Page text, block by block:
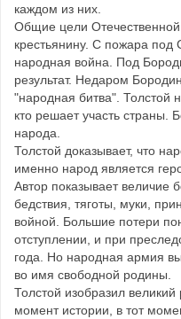
каждом из них.
Общие цели
крестьянину. С пожара
народная война. Под
результат. Недаром
"народная битва". Толстой
кто решает участь страны.
народа.
Толстой доказывает, что
именно народ является
Автор показывает величие
бедствия, тяготы, муки,
войной. Большие потери
отступлении, и при
года. Но народная армия
во имя свободной родины.
Толстой изобразил
момент истории, в тот